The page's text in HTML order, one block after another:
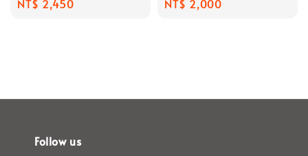
Regular
NT$ 2,450
Regular
NT$ 2,000
Follow us